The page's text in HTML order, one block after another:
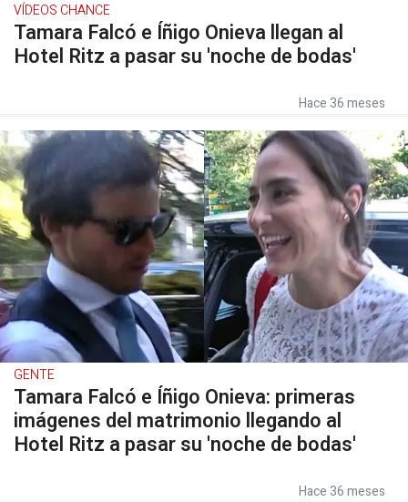
VÍDEOS CHANCE
Tamara Falcó e Íñigo Onieva llegan al
Hotel Ritz a pasar su 'noche de bodas'
Hace 36 meses
GENTE
Tamara Falcó e Íñigo Onieva: primeras
imágenes del matrimonio llegando al
Hotel Ritz a pasar su 'noche de bodas'
Hace 36 meses